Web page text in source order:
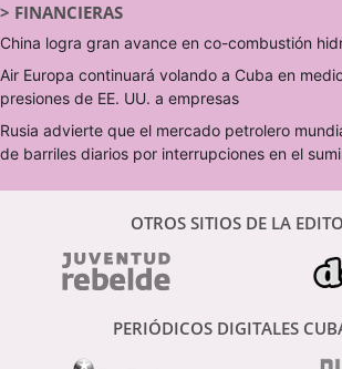
> FINANCIERAS
China logra gran avance en co-combustión
Air Europa continuará volando a Cuba en
presiones de EE. UU. a empresas
Rusia advierte que el mercado petrolero
de barriles diarios por interrupciones en el
OTROS SITIOS DE LA
PERIÓDICOS DIGITALES